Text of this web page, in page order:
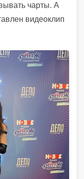
чарты. А
видеоклип